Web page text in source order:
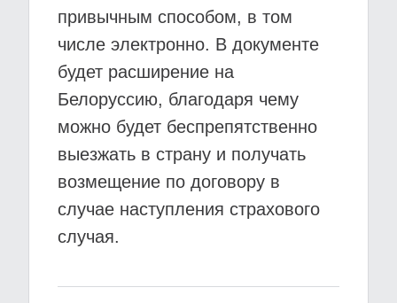
привычным способом, в том
числе электронно. В документе
будет расширение на
Белоруссию, благодаря чему
можно будет беспрепятственно
выезжать в страну и получать
возмещение по договору в
случае наступления страхового
случая.